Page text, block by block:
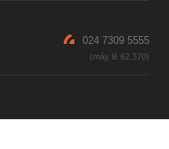
024 7309 5555